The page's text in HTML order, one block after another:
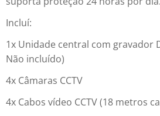
Incluí:
1x Unidade central com gravador
Não incluído)
4x Câmaras CCTV
4x Cabos vídeo CCTV (18 metros